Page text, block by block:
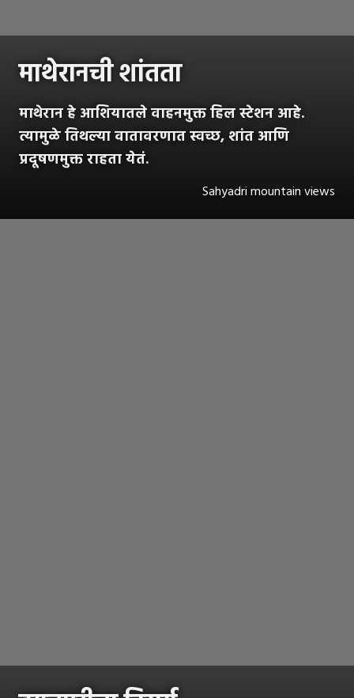
माथेरानची शांतता
माथेरान हे आशियातले वाहनमुक्त हिल स्टेशन आहे.
त्यामुळे तिथल्या वातावरणात स्वच्छ, शांत आणि
प्रदूषणमुक्त राहता येतं.
Sahyadri mountain views